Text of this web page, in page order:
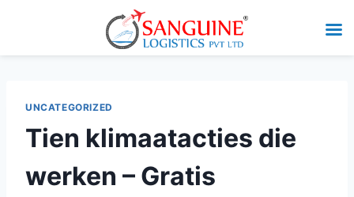
UNCATEGORIZED
Tien klimaatacties die
werken – Gratis